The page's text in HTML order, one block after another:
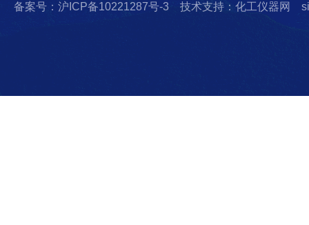
备案号：沪ICP备10221287号-3 技术支持：化工仪器网